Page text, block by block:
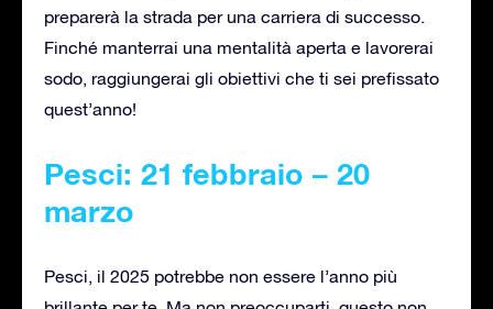
preparerà la strada per una carriera di successo.
Finché manterrai una mentalità aperta e lavorerai
sodo, raggiungerai gli obiettivi che ti sei prefissato
quest’anno!
Pesci: 21 febbraio – 20
marzo
Pesci, il 2025 potrebbe non essere l’anno più